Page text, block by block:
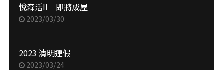
悅森活II 即將成屋
2023/03/30
2023 清明連假
2023/03/24